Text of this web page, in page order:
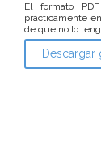
El formato
prácticamente
de que no lo
Descargar